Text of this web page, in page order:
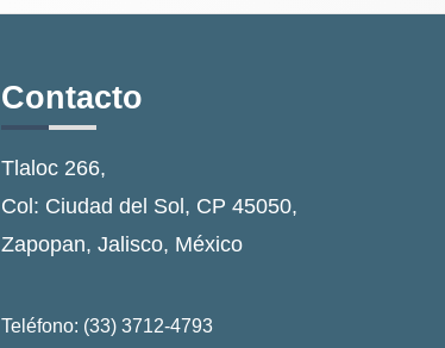
Contacto
Tlaloc 266,
Col: Ciudad del Sol, CP 45050,
Zapopan, Jalisco, México
Teléfono: (33) 3712-4793